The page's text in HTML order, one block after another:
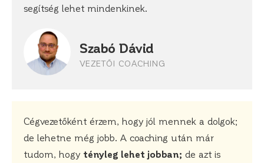
segítség lehet mindenkinek.
Szabó Dávid
VEZETŐI COACHING
Cégvezetőként érzem, hogy jól mennek a dolgok;
de lehetne még jobb. A coaching után már
tudom, hogy tényleg lehet jobban; de azt is